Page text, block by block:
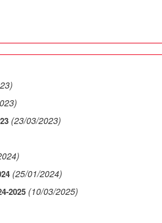
(23/03/2023)
(25/01/2024)
2025 (10/03/2025)